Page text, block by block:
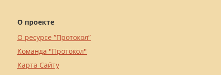
О проекте
О ресурсе “Протокол”
Команда "Протокол"
Карта Сайту